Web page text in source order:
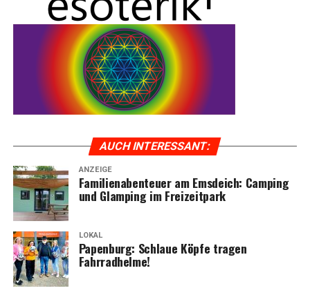
AUCH INTER­ES­SANT:
ANZEIGE
Fami­li­en­aben­teu­er am Ems­deich: Cam­ping
und Glam­ping im Freizeitpark
LOKAL
Papen­burg: Schlaue Köp­fe tra­gen
Fahrradhelme!